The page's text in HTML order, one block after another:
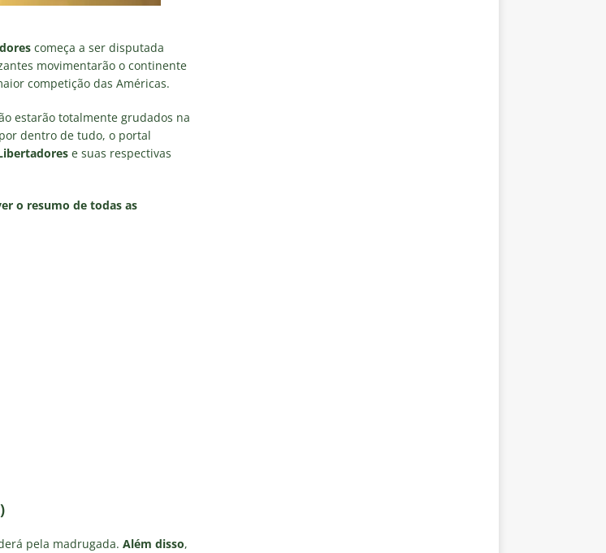
começa a ser disputada
movimentarão o continente
competição das Américas.
estarão totalmente grudados na
dentro de tudo, o portal
e suas respectivas
o resumo de todas as
pela madrugada. Além disso,